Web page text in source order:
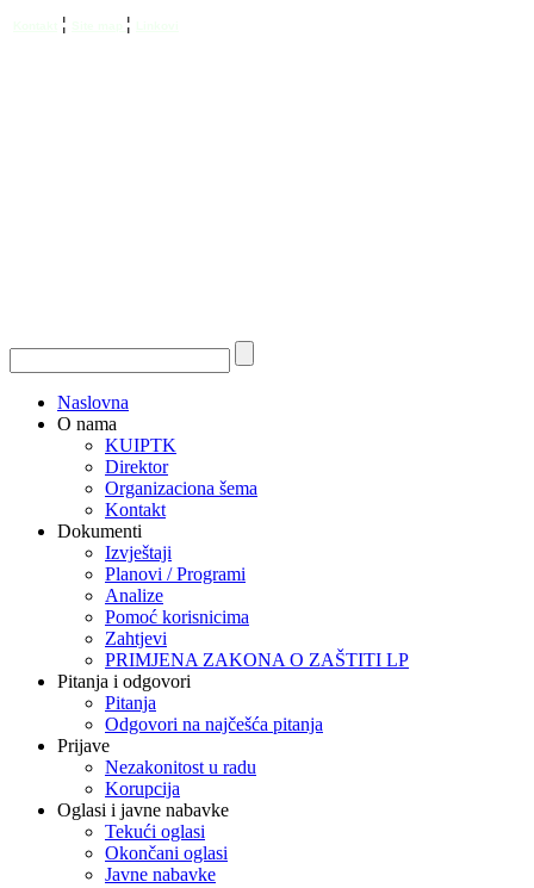
¦ ¦
Naslovna
O nama
KUIPTK
Direktor
Organizaciona šema
Kontakt
Dokumenti
Izvještaji
Planovi / Programi
Analize
Pomoć korisnicima
Zahtjevi
PRIMJENA ZAKONA O ZAŠTITI LP
Pitanja i odgovori
Pitanja
Odgovori na najčešća pitanja
Prijave
Nezakonitost u radu
Korupcija
Oglasi i javne nabavke
Tekući oglasi
Okončani oglasi
Javne nabavke